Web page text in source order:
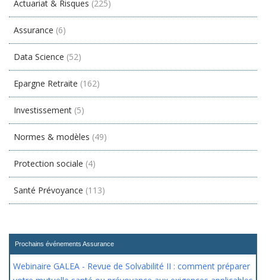
Actuariat & Risques (225)
Assurance (6)
Data Science (52)
Epargne Retraite (162)
Investissement (5)
Normes & modèles (49)
Protection sociale (4)
Santé Prévoyance (113)
Prochains événements Assurance
Webinaire GALEA - Revue de Solvabilité II : comment préparer